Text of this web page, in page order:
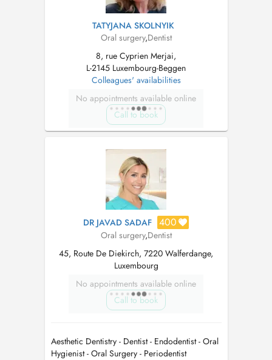
TATYJANA SKOLNYIK
Oral surgery,Dentist
8, rue Cyprien Merjai,
L-2145 Luxembourg-Beggen
Colleagues' availabilities
No appointments available online
Call to book
DR JAVAD SADAF 400
Oral surgery,Dentist
45, Route De Diekirch, 7220 Walferdange,
Luxembourg
No appointments available online
Call to book
Aesthetic Dentistry - Dentist - Endodentist - Oral
Hygienist - Oral Surgery - Periodentist